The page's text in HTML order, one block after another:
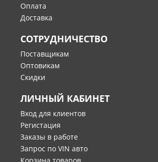
Оплата
Доставка
СОТРУДНИЧЕСТВО
Поставщикам
Оптовикам
Скидки
ЛИЧНЫЙ КАБИНЕТ
Вход для клиентов
Регистация
Заказы в работе
Запрос по VIN авто
Корзина товаров